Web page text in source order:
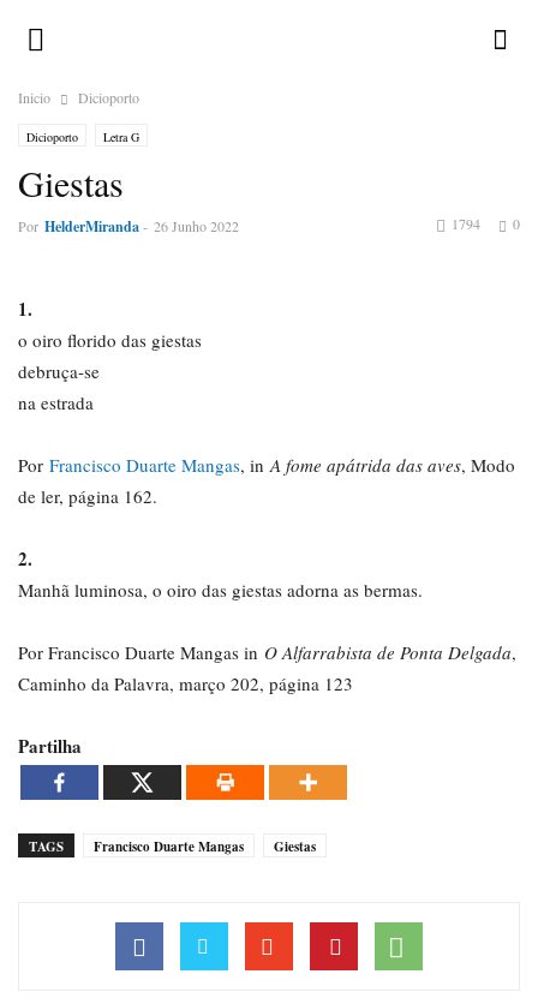
Inicio Dicioporto
Dicioporto Letra G
Giestas
Por HelderMiranda- 26 Junho 2022 0
1794
1.
o oiro florido das giestas
debruça-se
na estrada
Por Francisco Duarte Mangas, inA fome apátrida das aves, Modo
de ler, página 162.
2.
Manhã luminosa, o oiro das giestas adorna as bermas.
Por Francisco Duarte Mangas in O Alfarrabista de Ponta Delgada,
Caminho da Palavra, março 202, página 123
Partilha
TAGS Francisco Duarte Mangas Giestas